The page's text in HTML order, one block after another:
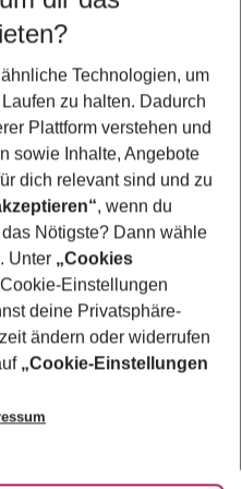
Technologien, um
zu halten. Dadurch
Plattform verstehen und
sowie Inhalte, Angebote
dich relevant sind und zu
, wenn du
Nötigste? Dann wähle
. Unter „Cookies
Einstellungen
deine Privatsphäre-
ändern oder widerrufen
„Cookie-Einstellungen